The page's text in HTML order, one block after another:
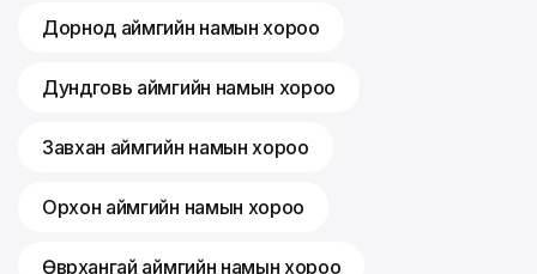
Дорнод аймгийн намын хороо
Дундговь аймгийн намын хороо
Завхан аймгийн намын хороо
Орхон аймгийн намын хороо
Өвөрхангай аймгийн намын хороо